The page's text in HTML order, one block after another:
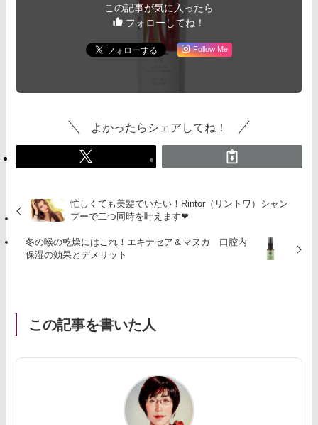
この記事が気に入ったら
フォローしてね！
Follow Me
よかったらシェアしてね！
忙しくても美髪でいたい！Rintor（リントワ）シャン
プーで二つ同時を叶えます❤︎
冬の喉の乾燥にはこれ！エキナセア＆マヌカ 口腔内
保湿の効果とデメリット
この記事を書いた人